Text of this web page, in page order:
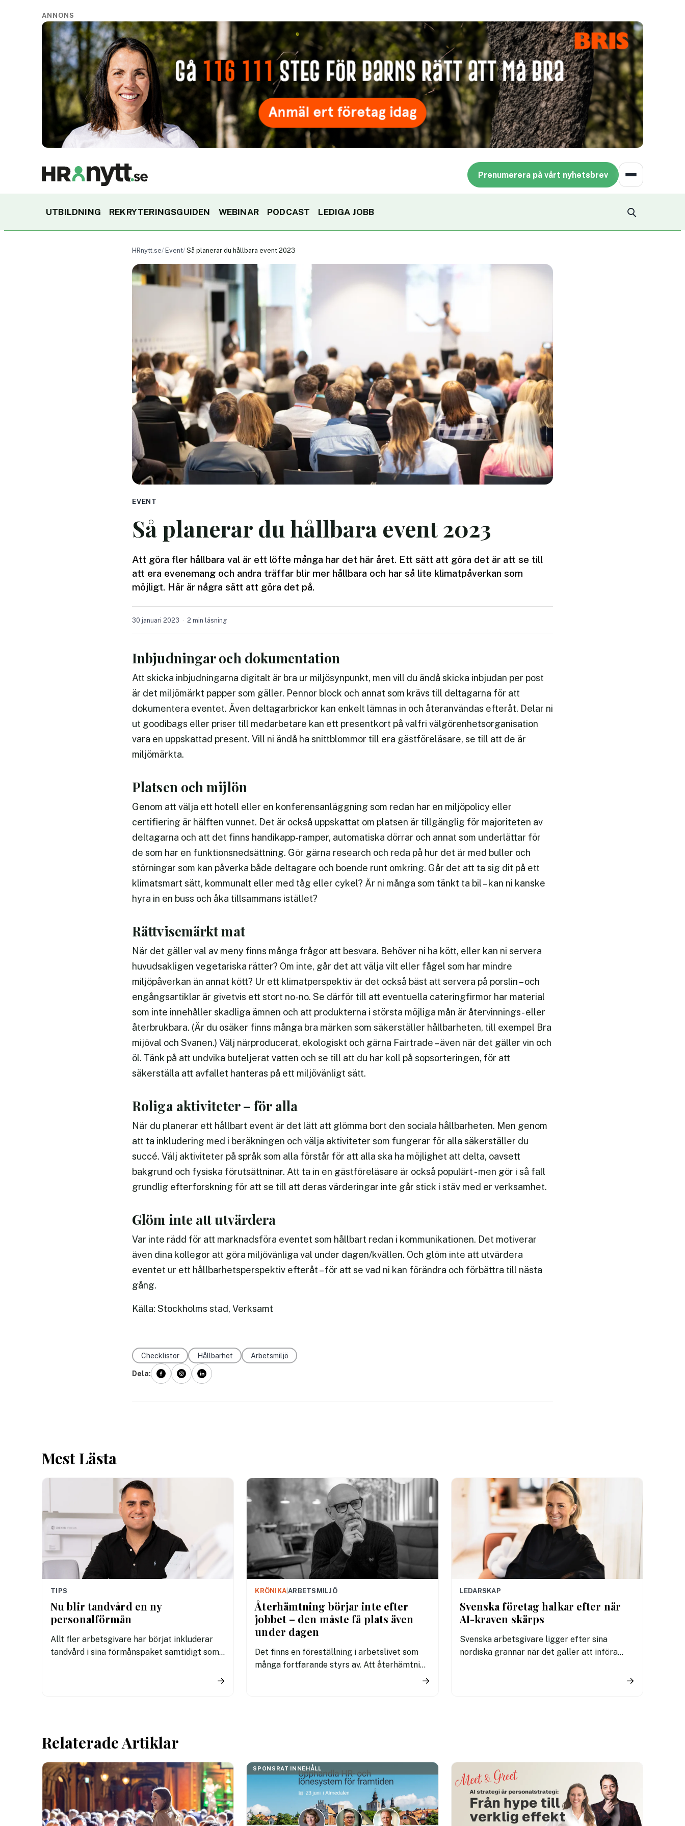
ANNONS
Prenumerera på vårt nyhetsbrev
UTBILDNING REKRYTERINGSGUIDEN WEBINAR PODCAST LEDIGA JOBB
HRnytt.se Event Så planerar du hållbara event 2023
EVENT
Så planerar du hållbara event 2023
Att göra fler hållbara val är ett löfte många har det här året. Ett sätt att göra det är att se till
att era evenemang och andra träffar blir mer hållbara och har så lite klimatpåverkan som
möjligt. Här är några sätt att göra det på.
30 januari 2023 2 min läsning
Inbjudningar och dokumentation
Att skicka inbjudningarna digitalt är bra ur miljösynpunkt, men vill du ändå skicka inbjudan per post
är det miljömärkt papper som gäller. Pennor block och annat som krävs till deltagarna för att
dokumentera eventet. Även deltagarbrickor kan enkelt lämnas in och återanvändas efteråt. Delar ni
ut goodibags eller priser till medarbetare kan ett presentkort på valfri välgörenhetsorganisation
vara en uppskattad present. Vill ni ändå ha snittblommor till era gästföreläsare, se till att de är
miljömärkta.
Platsen och mijlön
Genom att välja ett hotell eller en konferensanläggning som redan har en miljöpolicy eller
certifiering är hälften vunnet. Det är också uppskattat om platsen är tillgänglig för majoriteten av
deltagarna och att det finns handikapp-ramper, automatiska dörrar och annat som underlättar för
de som har en funktionsnedsättning. Gör gärna research och reda på hur det är med buller och
störningar som kan påverka både deltagare och boende runt omkring. Går det att ta sig dit på ett
klimatsmart sätt, kommunalt eller med tåg eller cykel? Är ni många som tänkt ta bil – kan ni kanske
hyra in en buss och åka tillsammans istället?
Rättvisemärkt mat
När det gäller val av meny finns många frågor att besvara. Behöver ni ha kött, eller kan ni servera
huvudsakligen vegetariska rätter? Om inte, går det att välja vilt eller fågel som har mindre
miljöpåverkan än annat kött? Ur ett klimatperspektiv är det också bäst att servera på porslin – och
engångsartiklar är givetvis ett stort no-no. Se därför till att eventuella cateringfirmor har material
som inte innehåller skadliga ämnen och att produkterna i största möjliga mån är återvinnings- eller
återbrukbara. (Är du osäker finns många bra märken som säkerställer hållbarheten, till exempel Bra
mijöval och Svanen.) Välj närproducerat, ekologiskt och gärna Fairtrade – även när det gäller vin och
öl. Tänk på att undvika buteljerat vatten och se till att du har koll på sopsorteringen, för att
säkerställa att avfallet hanteras på ett miljövänligt sätt.
Roliga aktiviteter – för alla
När du planerar ett hållbart event är det lätt att glömma bort den sociala hållbarheten. Men genom
att ta inkludering med i beräkningen och välja aktiviteter som fungerar för alla säkerställer du
succé. Välj aktiviteter på språk som alla förstår för att alla ska ha möjlighet att delta, oavsett
bakgrund och fysiska förutsättninar. Att ta in en gästföreläsare är också populärt - men gör i så fall
grundlig efterforskning för att se till att deras värderingar inte går stick i stäv med er verksamhet.
Glöm inte att utvärdera
Var inte rädd för att marknadsföra eventet som hållbart redan i kommunikationen. Det motiverar
även dina kollegor att göra miljövänliga val under dagen/kvällen. Och glöm inte att utvärdera
eventet ur ett hållbarhetsperspektiv efteråt – för att se vad ni kan förändra och förbättra till nästa
gång.
Källa: Stockholms stad, Verksamt
Checklistor Hållbarhet Arbetsmiljö
Dela:
Mest Lästa
TIPS
Nu blir tandvård en ny
personalförmån
Allt fler arbetsgivare har börjat inkluderar
tandvård i sina förmånspaket samtidigt som
→
KRÖNIKA |ARBETSMILJÖ
Återhämtning börjar inte efter
jobbet – den måste få plats även
under dagen
Det finns en föreställning i arbetslivet som
många fortfarande styrs av. Att återhämtning
→
LEDARSKAP
Svenska företag halkar efter när
AI-kraven skärps
Svenska arbetsgivare ligger efter sina
nordiska grannar när det gäller att införa
→
Relaterade Artiklar
SPONSRAT INNEHÅLL